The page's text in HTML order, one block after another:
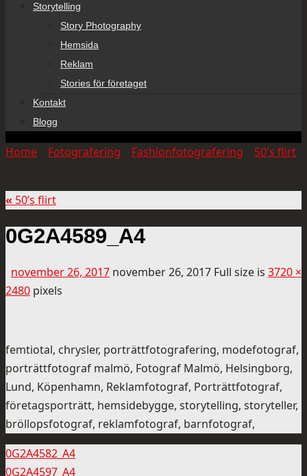
Storytelling
Story Photography
Hemsida
Reklam
Stories för företaget
Kontakt
Blogg
Home Fotografering Fashionfotografering
50's flirt
« 50’s flirt
0G2A4589_A4
november 26, 2017 november 26, 2017 Full size is 3720 ×
2480 pixels
femtiotal, chrysler, porträttfotografering, modefotograf,
porträttfotograf malmö, Fotograf Malmö, Helsingborg,
Lund, Köpenhamn, Reklamfotograf, Porträttfotograf,
företagsporträtt, hemsidebygge, storytelling, storyteller,
bröllopsfotograf, reklamfotograf, barnfotograf,
0G2A4582_A4
0G2A4597_A4